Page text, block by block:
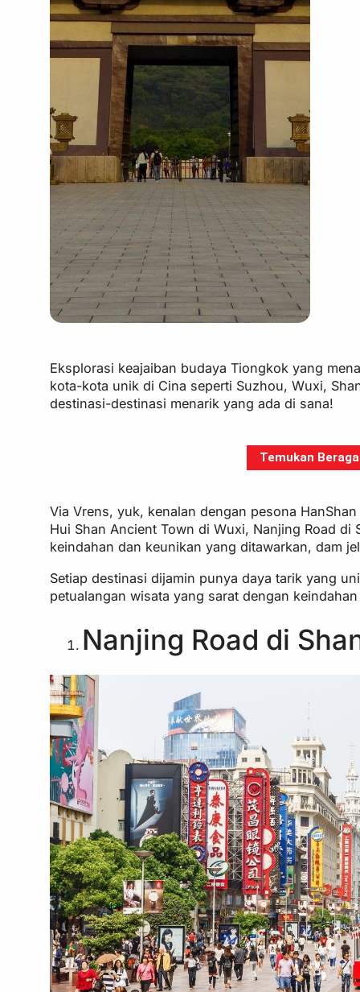
Eksplorasi keajaiban budaya Tiongkok yang
kota-kota unik di Cina seperti Suzhou, Wuxi,
destinasi-destinasi menarik yang ada di sana!
Temukan
Via Vrens, yuk, kenalan dengan pesona
Hui Shan Ancient Town di Wuxi, Nanjing Road
keindahan dan keunikan yang ditawarkan, dam
Setiap destinasi dijamin punya daya tarik yang
petualangan wisata yang sarat dengan
Nanjing Road di